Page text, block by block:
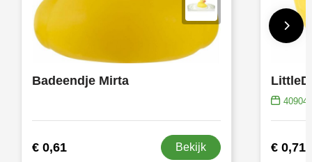
Badeendje Mirta
€ 0,61 Bekijk
40904
€ 0,71